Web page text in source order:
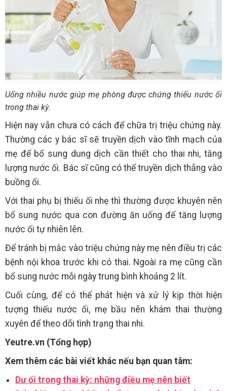
Uống nhiều nước giúp mẹ phòng được chứng thiếu nước ối
trong thai kỳ.
Hiện nay vẫn chưa có cách để chữa trị triệu chứng này.
Thường các y bác sĩ sẽ truyền dịch vào tĩnh mạch của
mẹ để bổ sung dung dịch cần thiết cho thai nhi, tăng
lượng nước ối. Bác sĩ cũng có thể truyền dịch thẳng vào
buồng ối.
Với thai phụ bị thiếu ối nhẹ thì thường được khuyên nên
bổ sung nước qua con đường ăn uống để tăng lượng
nước ối tự nhiên lên.
Để tránh bị mắc vào triệu chứng này mẹ nên điều trị các
bệnh nội khoa trước khi có thai. Ngoài ra mẹ cũng cần
bổ sung nước mỗi ngày trung bình khoảng 2 lít.
Cuối cùng, để có thể phát hiện và xử lý kịp thời hiện
tượng thiếu nước ối, mẹ bầu nên khám thai thường
xuyên để theo dõi tình trạng thai nhi.
Yeutre.vn (Tổng hợp)
Xem thêm các bài viết khác nếu bạn quan tâm:
Dư ối trong thai kỳ: những điều mẹ nên biết